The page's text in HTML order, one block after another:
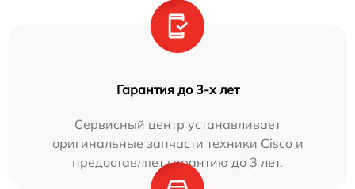
Гарантия до 3-х лет
Сервисный центр устанавливает
оригинальные запчасти техники Cisco и
предоставляет гарантию до 3 лет.